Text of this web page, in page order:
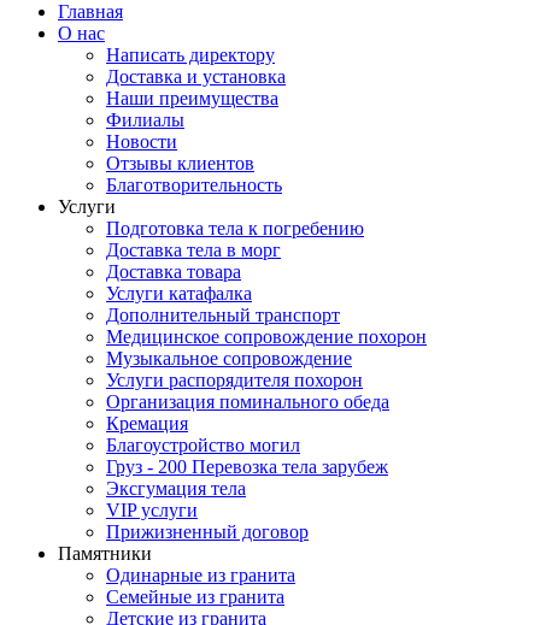
Главная
О нас
Написать директору
Доставка и установка
Наши преимущества
Филиалы
Новости
Отзывы клиентов
Благотворительность
Услуги
Подготовка тела к погребению
Доставка тела в морг
Доставка товара
Услуги катафалка
Дополнительный транспорт
Медицинское сопровождение похорон
Музыкальное сопровождение
Услуги распорядителя похорон
Организация поминального обеда
Кремация
Благоустройство могил
Груз - 200 Перевозка тела зарубеж
Эксгумация тела
VIP услуги
Прижизненный договор
Памятники
Одинарные из гранита
Семейные из гранита
Детские из гранита